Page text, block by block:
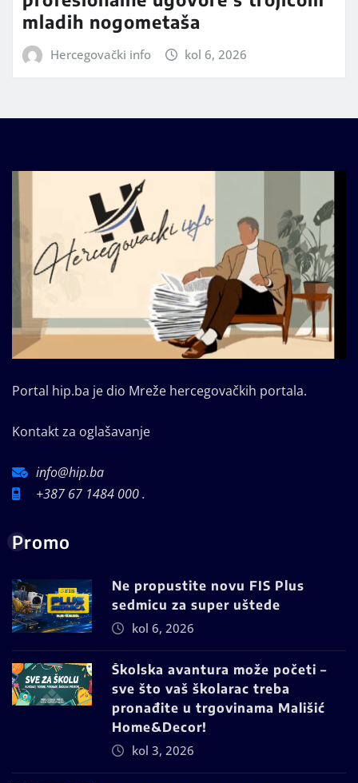
mladih nogometaša
Hercegovački info kol 6, 2026
Portal hip.ba je dio Mreže hercegovačkih portala.
Kontakt za oglašavanje
info@hip.ba
+387 67 1484 000 .
Promo
Ne propustite novu FIS Plus
sedmicu za super uštede
kol 6, 2026
Školska avantura može početi –
sve što vaš školarac treba
pronađite u trgovinama Mališić
Home&Decor!
kol 3, 2026